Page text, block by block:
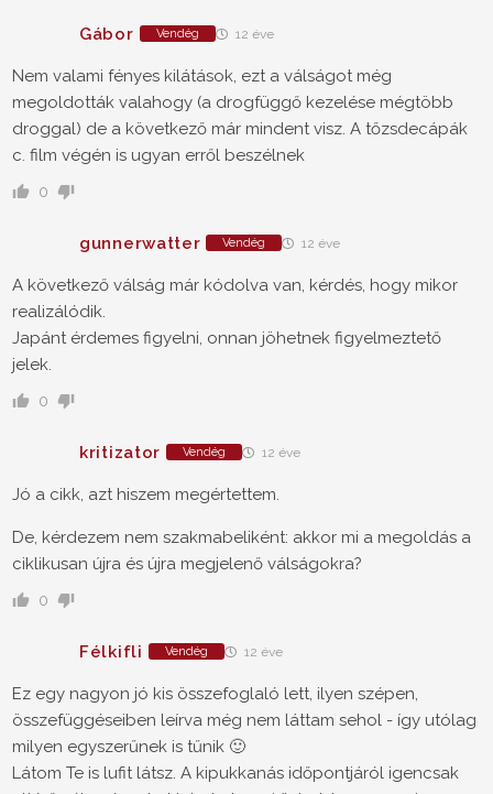
Gábor Vendég 12 éve
Nem valami fényes kilátások, ezt a válságot még
megoldották valahogy (a drogfüggő kezelése mégtöbb
droggal) de a következő már mindent visz. A tőzsdecápák
c. film végén is ugyan erről beszélnek
0
gunnerwatter Vendég 12 éve
A következő válság már kódolva van, kérdés, hogy mikor
realizálódik.
Japánt érdemes figyelni, onnan jöhetnek figyelmeztető
jelek.
0
kritizator Vendég 12 éve
Jó a cikk, azt hiszem megértettem.
De, kérdezem nem szakmabeliként: akkor mi a megoldás a
ciklikusan újra és újra megjelenő válságokra?
0
Félkifli Vendég 12 éve
Ez egy nagyon jó kis összefoglaló lett, ilyen szépen,
összefüggéseiben leírva még nem láttam sehol - így utólag
milyen egyszerűnek is tűnik 🙂
Látom Te is lufit látsz. A kipukkanás időpontjáról igencsak